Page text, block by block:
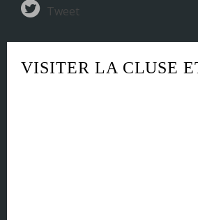
Basse-Normandie
Tweet
VISITER LA CLUSE